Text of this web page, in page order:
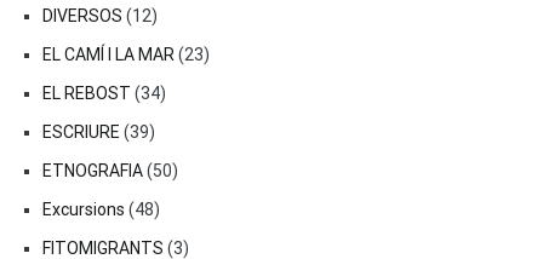
DIVERSOS (12)
EL CAMÍ I LA MAR (23)
EL REBOST (34)
ESCRIURE (39)
ETNOGRAFIA(50)
Excursions (48)
FITOMIGRANTS (3)